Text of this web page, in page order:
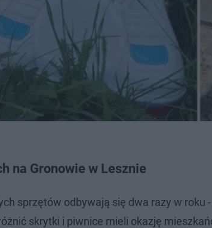
na Gronowie w Lesznie
sprzętów odbywają się dwa razy w roku
skrytki i piwnice mieli okazję